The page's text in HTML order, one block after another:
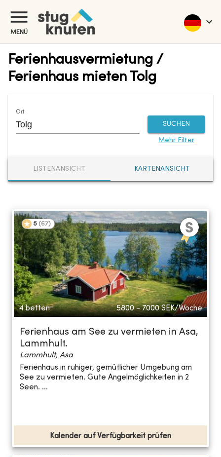
MENÜ
Ferienhausvermietung /
Ferienhaus mieten Tolg
Ort
SUCHEN
Mehr Filter
LISTENANSICHT KARTENANSICHT
5 (67)
4 betten 5800 - 7000 SEK/Woche
Ferienhaus am See zu vermieten in Asa,
Lammhult.
Lammhult, Asa
Ferienhaus in ruhiger, gemütlicher Umgebung am
See zu vermieten. Gute Angelmöglichkeiten in 2
Seen. ...
Kalender auf Verfügbarkeit prüfen